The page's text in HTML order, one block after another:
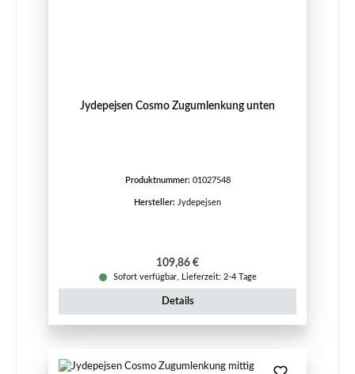
Jydepejsen Cosmo Zugumlenkung unten
Produktnummer: 01027548
Hersteller: Jydepejsen
Regulärer Preis:
109,86 €
Sofort verfügbar, Lieferzeit: 2-4 Tage
Details